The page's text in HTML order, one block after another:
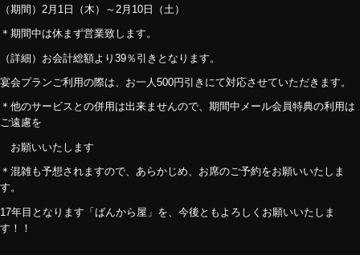
（期間）2月1日（木）～2月10日（土）
＊期間中は休まず営業致します。
（詳細）お会計総額より39％引きとなります。
宴会プランご利用の際は、お一人500円引きにて対応させていただきます。
＊他のサービスとの併用は出来ませんので、期間中メール会員特典の利用は
ご遠慮を
お願いいたします
＊混雑も予想されますので、あらかじめ、お席のご予約をお願いいたしま
す。
17年目となります「ばんから屋」を、今後ともよろしくお願いいたしま
す！！